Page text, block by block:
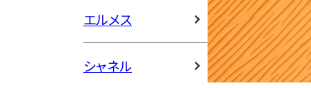
エルメス
シャネル